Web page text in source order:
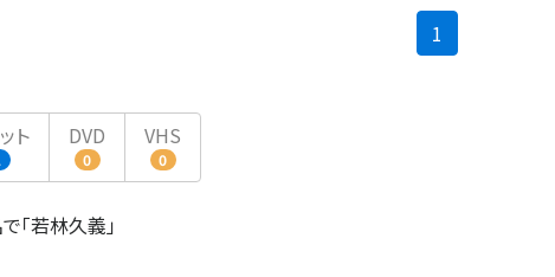
1
ト DVD
0
VHS
0
「若林久義」